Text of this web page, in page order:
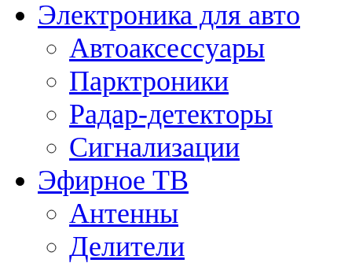
Электроника для авто
Автоаксессуары
Парктроники
Радар-детекторы
Сигнализации
Эфирное ТВ
Антенны
Делители